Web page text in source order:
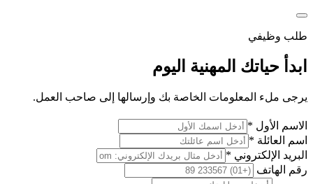
طلب وظيفي
ابدأ حياتك المهنية اليوم
يرجى ملء المعلومات الخاصة بك وإرسالها إلى صاحب العمل.
الاسم الأول *
اسم العائلة *
البريد الإلكتروني *
رقم الهاتف